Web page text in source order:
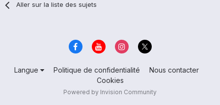
Aller sur la liste des sujets
Langue Politique de confidentialité
Nous contacter
Cookies
Powered by Invision Community